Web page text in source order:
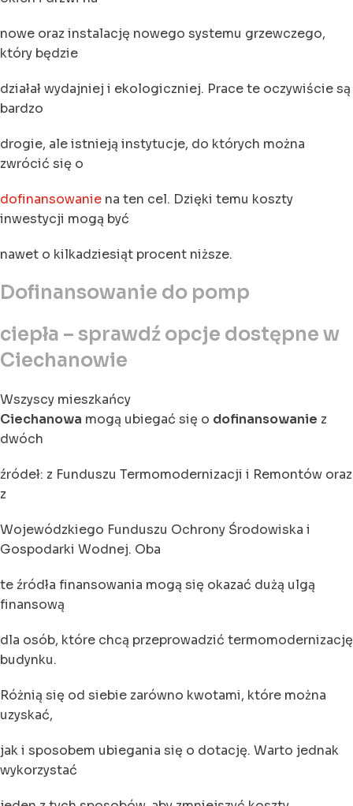
nowe oraz instalację nowego systemu grzewczego,
który będzie
działał wydajniej i ekologiczniej. Prace te oczywiście są
bardzo
drogie, ale istnieją instytucje, do których można
zwrócić się o
dofinansowanie na ten cel. Dzięki temu koszty
inwestycji mogą być
nawet o kilkadziesiąt procent niższe.
Dofinansowanie do pomp
ciepła – sprawdź opcje dostępne w
Ciechanowie
Wszyscy mieszkańcy
Ciechanowa mogą ubiegać się o dofinansowanie z
dwóch
źródeł: z Funduszu Termomodernizacji i Remontów oraz
z
Wojewódzkiego Funduszu Ochrony Środowiska i
Gospodarki Wodnej. Oba
te źródła finansowania mogą się okazać dużą ulgą
finansową
dla osób, które chcą przeprowadzić termomodernizację
budynku.
Różnią się od siebie zarówno kwotami, które można
uzyskać,
jak i sposobem ubiegania się o dotację. Warto jednak
wykorzystać